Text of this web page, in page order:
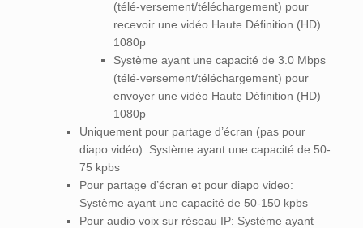
(télé-versement/téléchargement) pour
recevoir une vidéo Haute Définition (HD)
1080p
Système ayant une capacité de 3.0 Mbps
(télé-versement/téléchargement) pour
envoyer une vidéo Haute Définition (HD)
1080p
Uniquement pour partage d’écran (pas pour
diapo vidéo): Système ayant une capacité de 50-
75 kpbs
Pour partage d’écran et pour diapo video:
Système ayant une capacité de 50-150 kpbs
Pour audio voix sur réseau IP: Système ayant